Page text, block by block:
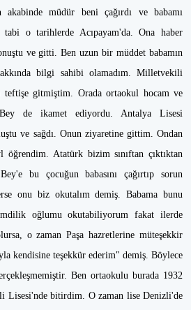
müdür beni çağırdı ve babamı
tabi o tarihlerde Acıpayam'da. Ona haber
ve gitti. Ben uzun bir müddet babamın
bilgi sahibi olamadım. Milletvekili
teftişe gitmiştim. Orada ortaokul hocam ve
de ikamet ediyordu. Antalya Lisesi
ve sağdı. Onun ziyaretine gittim. Ondan
öğrendim. Atatürk bizim sınıftan çıktıktan
bu çocuğun babasını çağırtıp sorun
onu biz okutalım demiş. Babama bunu
oğlumu okutabiliyorum fakat ilerde
o zaman Paşa hazretlerine müteşekkir
kendisine teşekkür ederim" demiş. Böylece
Ben ortaokulu burada 1932
Lisesi'nde bitirdim. O zaman lise Denizli'de